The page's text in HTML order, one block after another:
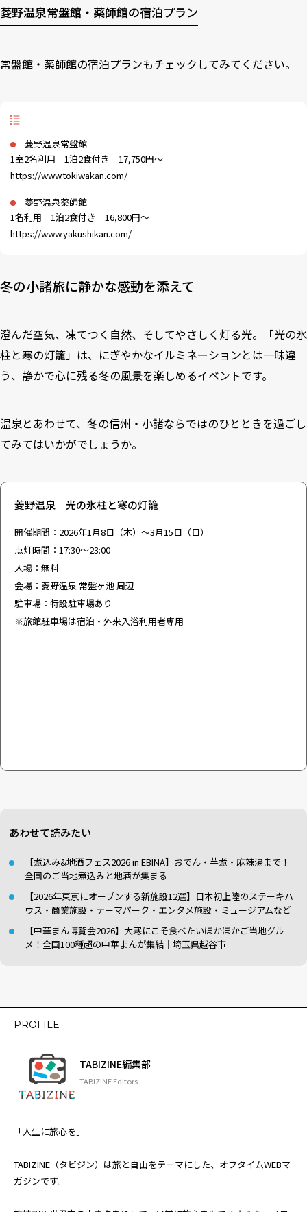
菱野温泉常盤館・薬師館の宿泊プラン
常盤館・薬師館の宿泊プランもチェックしてみてください。
菱野温泉常盤館
1室2名利用 1泊2食付き 17,750円～
https://www.tokiwakan.com/
菱野温泉薬師館
1名利用 1泊2食付き 16,800円～
https://www.yakushikan.com/
冬の小諸旅に静かな感動を添えて
澄んだ空気、凍てつく自然、そしてやさしく灯る光。「光の氷
柱と寒の灯籠」は、にぎやかなイルミネーションとは一味違
う、静かで心に残る冬の風景を楽しめるイベントです。
温泉とあわせて、冬の信州・小諸ならではのひとときを過ごし
てみてはいかがでしょうか。
菱野温泉 光の氷柱と寒の灯籠
開催期間：2026年1月8日（木）～3月15日（日）
点灯時間：17:30～23:00
入場：無料
会場：菱野温泉 常盤ヶ池 周辺
駐車場：特設駐車場あり
※旅館駐車場は宿泊・外来入浴利用者専用
あわせて読みたい
【煮込み&地酒フェス2026 in EBINA】おでん・芋煮・麻辣湯まで！
全国のご当地煮込みと地酒が集まる
【2026年東京にオープンする新施設12選】日本初上陸のステーキハ
ウス・商業施設・テーマパーク・エンタメ施設・ミュージアムなど
【中華まん博覧会2026】大寒にこそ食べたいほかほかご当地グル
メ！全国100種超の中華まんが集結｜埼玉県越谷市
PROFILE
TABIZINE編集部
TABIZINE Editors
「人生に旅心を」
TABIZINE（タビジン）は旅と自由をテーマにした、オフタイムWEBマ
ガジンです。